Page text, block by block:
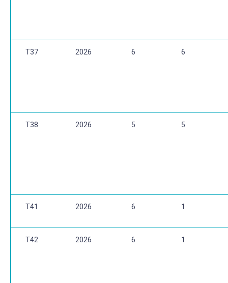
T37 2026 6 6
T38 2026 5 5
T41 2026 6 1
T42 2026 6 1